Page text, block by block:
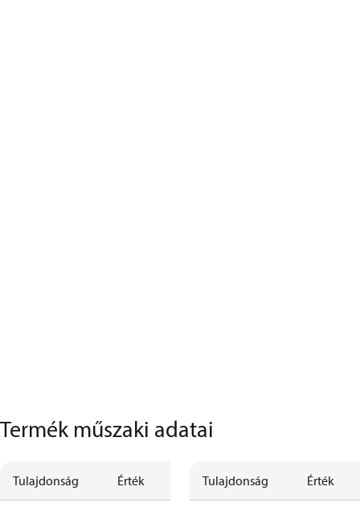
Termék műszaki adatai
Tulajdonság Érték Tulajdonság Érték